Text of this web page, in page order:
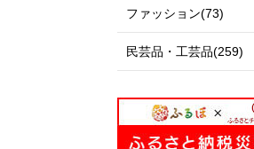
ファッション(73)
民芸品・工芸品(259)